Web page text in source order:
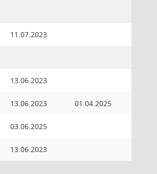
11.07.2023
13.06.2023
13.06.2023 01.04.2025
03.06.2025
13.06.2023